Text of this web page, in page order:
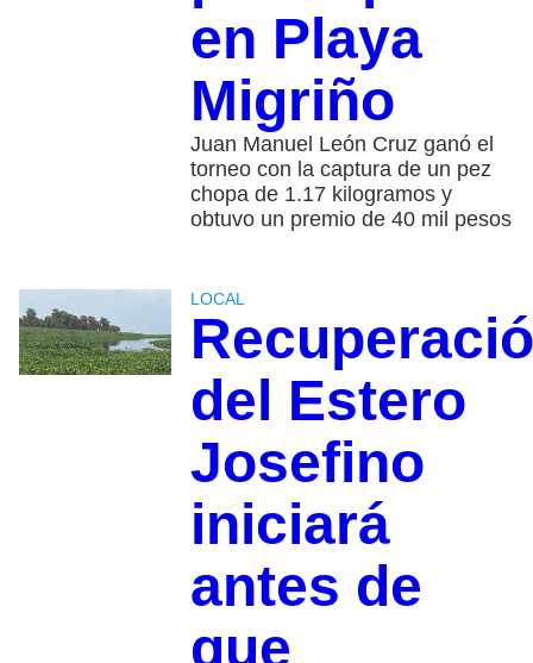
en Playa
Migriño
Juan Manuel León Cruz ganó el
torneo con la captura de un pez
chopa de 1.17 kilogramos y
obtuvo un premio de 40 mil pesos
LOCAL
del Estero
Josefino
iniciará
antes de
que